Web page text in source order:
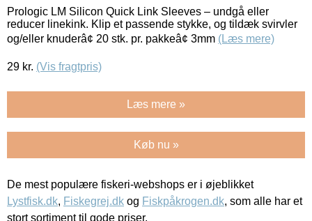
Prologic LM Silicon Quick Link Sleeves – undgå eller
reducer linekink. Klip et passende stykke, og tildæk svirvler
og/eller knuderâ¢ 20 stk. pr. pakkeâ¢ 3mm (Læs mere)
29 kr. (Vis fragtpris)
Læs mere »
Køb nu »
De mest populære fiskeri-webshops er i øjeblikket
Lystfisk.dk, Fiskegrej.dk og Fiskpåkrogen.dk, som alle har et
stort sortiment til gode priser.